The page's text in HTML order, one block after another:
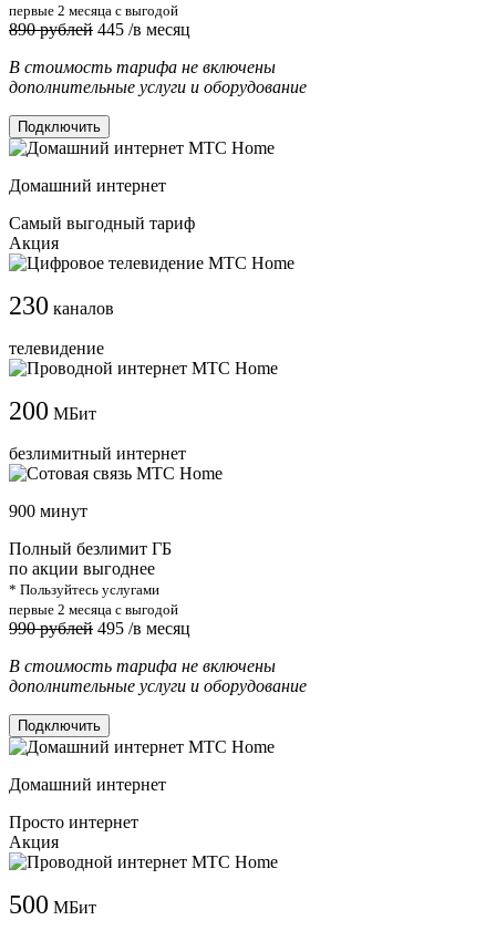
первые 2 месяца с выгодой
890 рублей 445 /в месяц
В стоимость тарифа не включены
дополнительные услуги и оборудование
Подключить
Домашний интернет
Самый выгодный тариф
Акция
230 каналов
телевидение
200 МБит
безлимитный интернет
900 минут
Полный безлимит ГБ
по акции выгоднее
* Пользуйтесь услугами
первые 2 месяца с выгодой
990 рублей 495 /в месяц
В стоимость тарифа не включены
дополнительные услуги и оборудование
Подключить
Домашний интернет
Просто интернет
Акция
500 МБит